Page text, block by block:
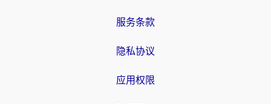
服务条款
隐私协议
应用权限